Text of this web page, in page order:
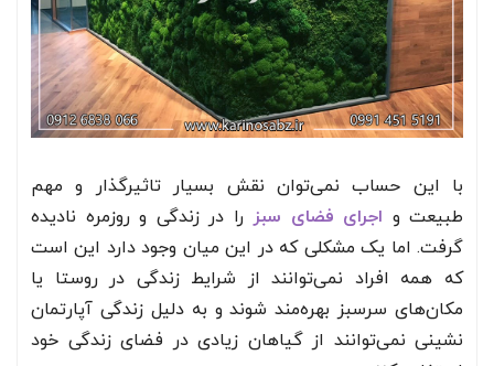
با این حساب نمی‌توان نقش بسیار تاثیر‌گذار و مهم
طبیعت و اجرای فضای سبز را در زندگی و روزمره نادیده
گرفت. اما یک مشکلی که در این میان وجود دارد این است
که همه افراد نمی‌توانند از شرایط زندگی در روستا یا
مکان‌های سرسبز بهره‌مند شوند و به دلیل زندگی آپارتمان
نشینی نمی‌توانند از گیاهان زیادی در فضای زندگی خود